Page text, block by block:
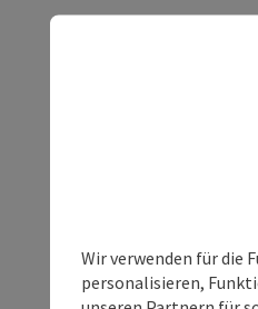
Wir verwenden für die
personalisieren,